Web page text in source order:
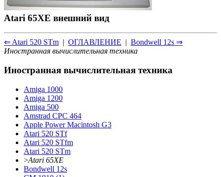
Atari 65XE внешний вид
⇐ Atari 520 STm | ОГЛАВЛЕНИЕ | Bondwell 12s ⇒
Иностранная вычислительная техника
Иностранная вычислительная техника
Amiga 1000
Amiga 1200
Amiga 500
Amstrad CPC 464
Apple Power Macintosh G3
Atari 520 STf
Atari 520 STfm
Atari 520 STm
>Atari 65XE
Bondwell 12s